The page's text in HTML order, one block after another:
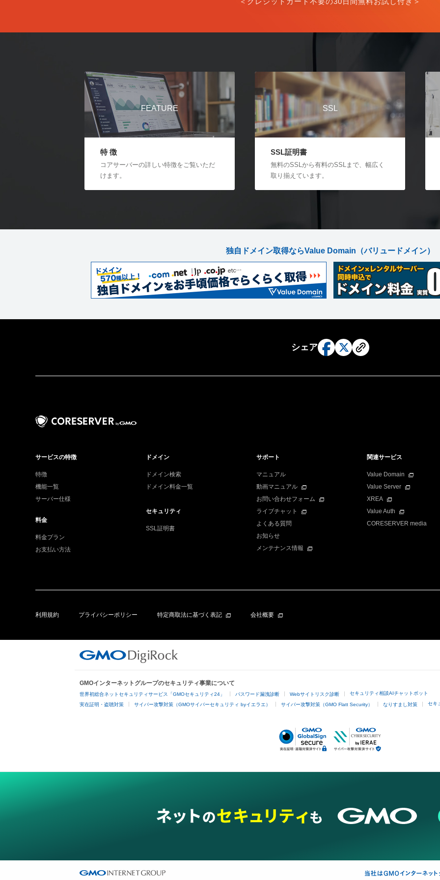
FEATURE
特 徴
コアサーバーの詳しい特徴をご覧いただ
けます。
SSL
SSL証明書
無料のSSLから有料のSSLまで、幅広く
取り揃えています。
独自ドメイン取得ならValue Domain （バリュードメイン）
シェア
サービスの特徴
特徴
機能一覧
サーバー仕様
料金
料金プラン
お支払い方法
ドメイン
ドメイン検索
ドメイン料金一覧
セキュリティ
SSL証明書
サポート
マニュアル
動画マニュアル
お問い合わせフォーム
ライブチャット
よくある質問
お知らせ
メンテナンス情報
関連サービス
Value Domain
Value Server
XREA
Value Auth
CORESERVER media
利用規約 プライバシーポリシー 特定商取法に基づく表記 会社概要
GMOインターネットグループのセキュリティ事業について
世界初総合ネットセキュリティサービス「GMOセキュリティ24」 パスワード漏洩診断 Webサイトリスク診断 セキュリティ相談AIチャットボット
実在証明・盗聴対策 サイバー攻撃対策（GMOサイバーセキュリティ byイエラエ） サイバー攻撃対策（GMO Flatt Security） なりすまし対策 セキ